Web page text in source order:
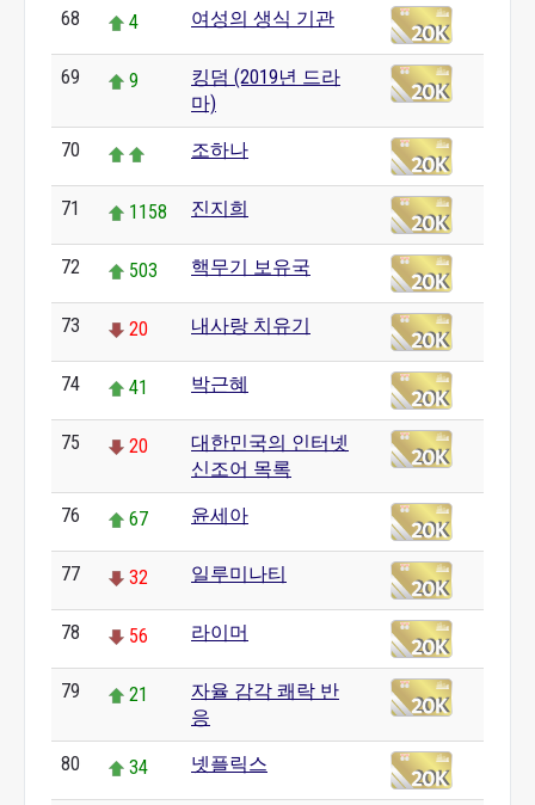
68 4 여성의 생식 기관
69 9
킹덤 (2019년 드라
마)
70 조하나
71 1158 진지희
72 503 핵무기 보유국
73 20 내사랑 치유기
74 41 박근혜
75 20
대한민국의 인터넷
신조어 목록
76 67 윤세아
77 32 일루미나티
78 56 라이머
79 21
자율 감각 쾌락 반
응
80 34 넷플릭스